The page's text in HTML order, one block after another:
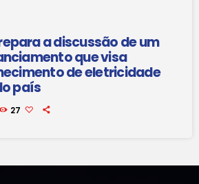
a discussão de um
que visa
de eletricidade
país
27